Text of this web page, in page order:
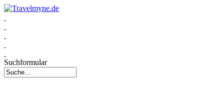
Suchformular